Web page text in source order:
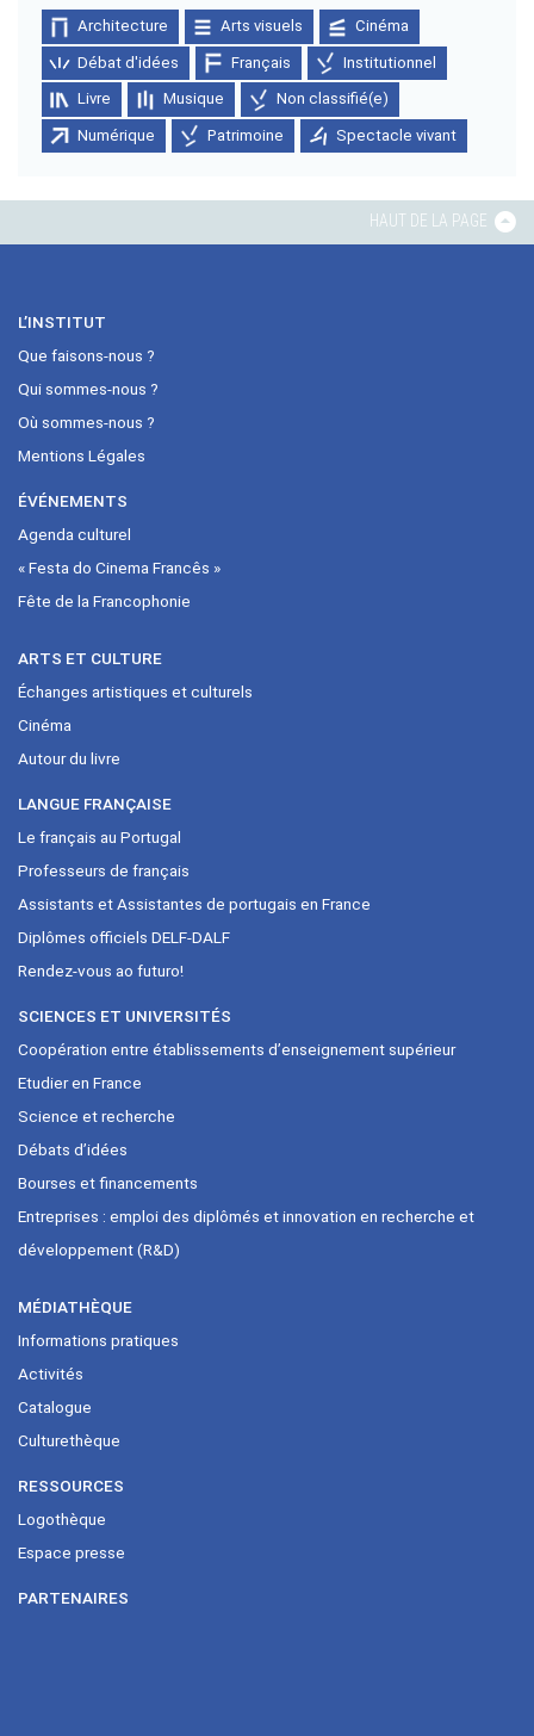
Architecture Arts visuels Cinéma
Débat d'idées Français Institutionnel
Livre Musique Non classifié(e)
Numérique Patrimoine Spectacle vivant
HAUT DE LA PAGE
L’INSTITUT
Que faisons-nous ?
Qui sommes-nous ?
Où sommes-nous ?
Mentions Légales
ÉVÉNEMENTS
Agenda culturel
« Festa do Cinema Francês »
Fête de la Francophonie
ARTS ET CULTURE
Échanges artistiques et culturels
Cinéma
Autour du livre
LANGUE FRANÇAISE
Le français au Portugal
Professeurs de français
Assistants et Assistantes de portugais en France
Diplômes officiels DELF-DALF
Rendez-vous ao futuro!
SCIENCES ET UNIVERSITÉS
Coopération entre établissements d’enseignement supérieur
Etudier en France
Science et recherche
Débats d’idées
Bourses et financements
Entreprises : emploi des diplômés et innovation en recherche et
développement (R&D)
MÉDIATHÈQUE
Informations pratiques
Activités
Catalogue
Culturethèque
RESSOURCES
Logothèque
Espace presse
PARTENAIRES